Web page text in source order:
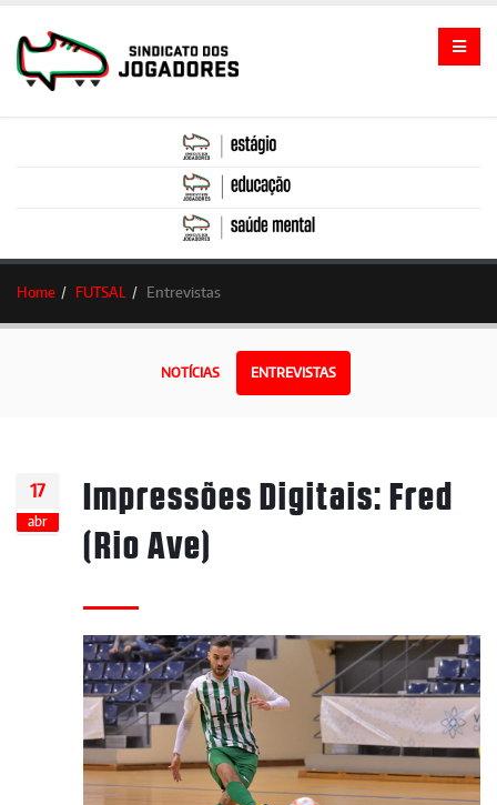
Home FUTSAL Entrevistas
NOTÍCIAS ENTREVISTAS
17
abr
Impressões Digitais: Fred
(Rio Ave)